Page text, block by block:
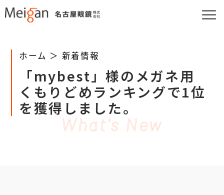
What's New
ホーム ＞ 新着情報
「mybest」様のメガネ用
くもりどめランキングで1位
を獲得しました。